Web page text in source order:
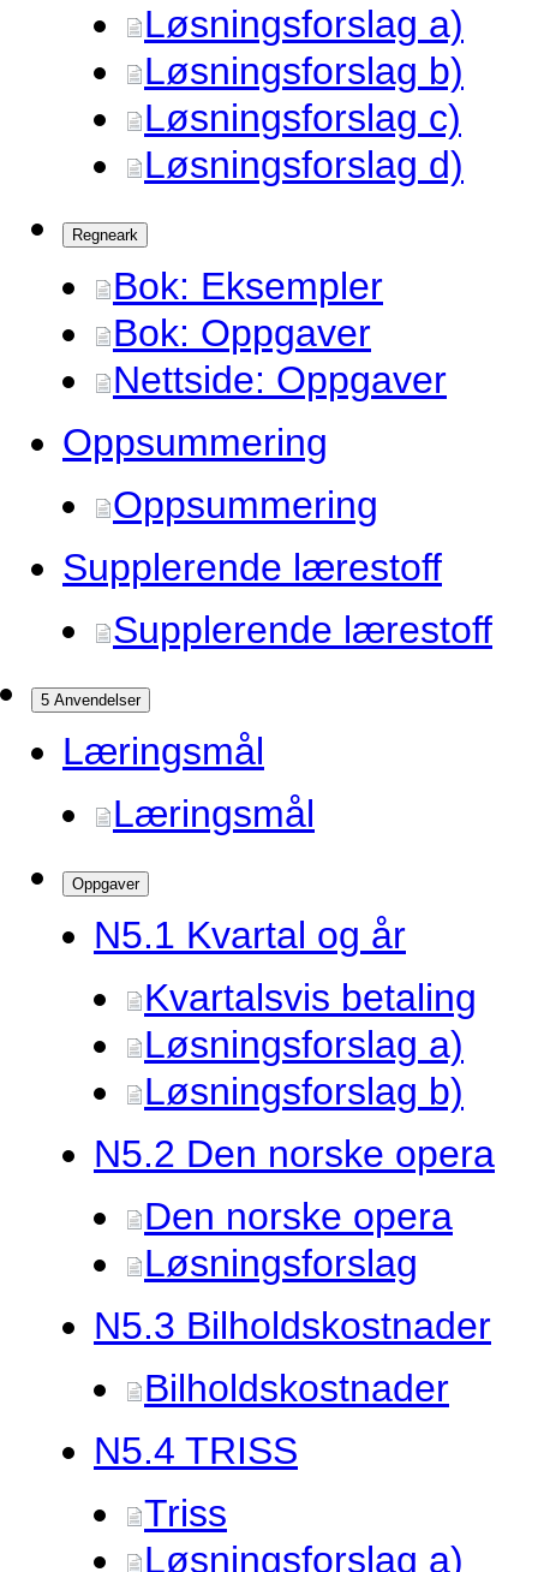
Løsningsforslag a)
Løsningsforslag b)
Løsningsforslag c)
Løsningsforslag d)
Regneark
Bok: Eksempler
Bok: Oppgaver
Nettside: Oppgaver
Oppsummering
Oppsummering
Supplerende lærestoff
Supplerende lærestoff
5 Anvendelser
Læringsmål
Læringsmål
Oppgaver
N5.1 Kvartal og år
Kvartalsvis betaling
Løsningsforslag a)
Løsningsforslag b)
N5.2 Den norske opera
Den norske opera
Løsningsforslag
N5.3 Bilholdskostnader
Bilholdskostnader
N5.4 TRISS
Triss
Løsningsforslag a)